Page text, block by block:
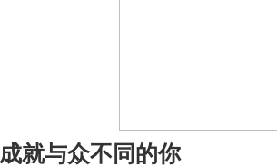
成就与众不同的你